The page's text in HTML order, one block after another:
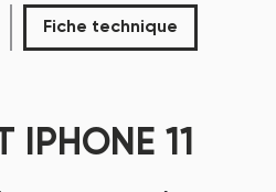
Fiche technique
IPHONE 11